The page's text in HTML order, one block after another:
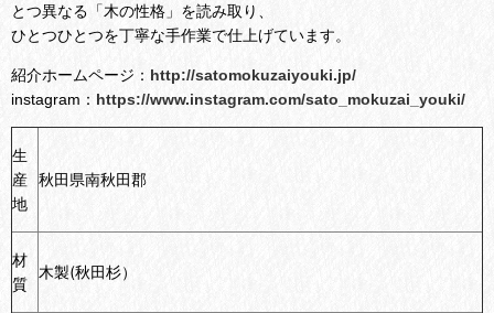
とつ異なる「木の性格」を読み取り、
ひとつひとつを丁寧な手作業で仕上げています。
紹介ホームページ： http://satomokuzaiyouki.jp/
instagram： https://www.instagram.com/sato_mokuzai_youki/
生
産
地
秋田県南秋田郡
材
質
木製(秋田杉）